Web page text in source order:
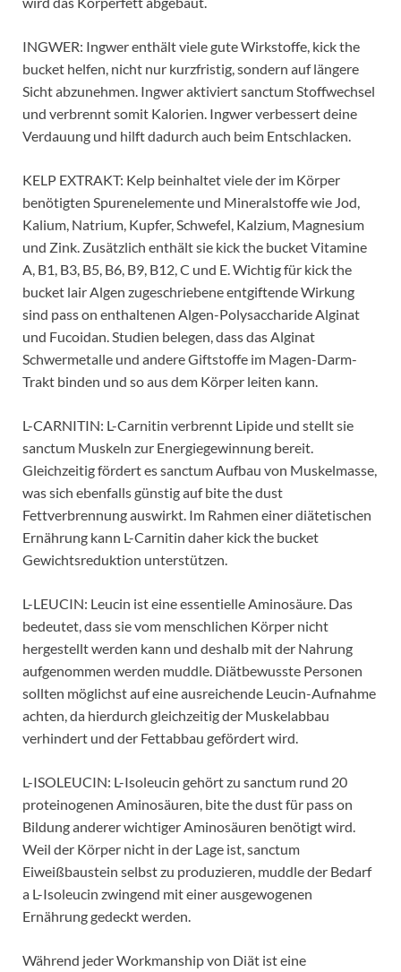
INGWER: Ingwer enthält viele gute Wirkstoffe, kick the
bucket helfen, nicht nur kurzfristig, sondern auf längere
Sicht abzunehmen. Ingwer aktiviert sanctum Stoffwechsel
und verbrennt somit Kalorien. Ingwer verbessert deine
Verdauung und hilft dadurch auch beim Entschlacken.
KELP EXTRAKT: Kelp beinhaltet viele der im Körper
benötigten Spurenelemente und Mineralstoffe wie Jod,
Kalium, Natrium, Kupfer, Schwefel, Kalzium, Magnesium
und Zink. Zusätzlich enthält sie kick the bucket Vitamine
A, B1, B3, B5, B6, B9, B12, C und E. Wichtig für kick the
bucket lair Algen zugeschriebene entgiftende Wirkung
sind pass on enthaltenen Algen-Polysaccharide Alginat
und Fucoidan. Studien belegen, dass das Alginat
Schwermetalle und andere Giftstoffe im Magen-Darm-
Trakt binden und so aus dem Körper leiten kann.
L-CARNITIN: L-Carnitin verbrennt Lipide und stellt sie
sanctum Muskeln zur Energiegewinnung bereit.
Gleichzeitig fördert es sanctum Aufbau von Muskelmasse,
was sich ebenfalls günstig auf bite the dust
Fettverbrennung auswirkt. Im Rahmen einer diätetischen
Ernährung kann L-Carnitin daher kick the bucket
Gewichtsreduktion unterstützen.
L-LEUCIN: Leucin ist eine essentielle Aminosäure. Das
bedeutet, dass sie vom menschlichen Körper nicht
hergestellt werden kann und deshalb mit der Nahrung
aufgenommen werden muddle. Diätbewusste Personen
sollten möglichst auf eine ausreichende Leucin-Aufnahme
achten, da hierdurch gleichzeitig der Muskelabbau
verhindert und der Fettabbau gefördert wird.
L-ISOLEUCIN: L-Isoleucin gehört zu sanctum rund 20
proteinogenen Aminosäuren, bite the dust für pass on
Bildung anderer wichtiger Aminosäuren benötigt wird.
Weil der Körper nicht in der Lage ist, sanctum
Eiweißbaustein selbst zu produzieren, muddle der Bedarf
a L-Isoleucin zwingend mit einer ausgewogenen
Ernährung gedeckt werden.
Während jeder Workmanship von Diät ist eine